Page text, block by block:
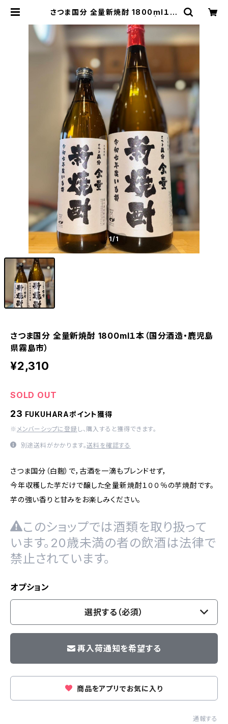
さつま国分 全量新焼酎 1800ml１本
SE公式】福原酒店｜創業1928年・広
島の日本酒・限定酒を全国通販
1/1
さつま国分 全量新焼酎 1800ml１本（国分酒造・鹿児島
県霧島市）
¥2,310
SOLD OUT
23 FUKUHARAポイント獲得
※ メンバーシップに登録 し、購入すると獲得できます。
別途送料がかかります。送料を確認する
さつま国分（白麴）で，古酒を一滴もブレンドせず，
今年収穫した芋だけで醸した全量新焼酎１００％の芋焼酎です。
芋の強い香りと甘みをお楽しみください。
このショップでは酒類を取り扱って
います。20歳未満の者の飲酒は法律で
禁止されています。
オプション
選択する（必須）
再入荷通知を希望する
商品をアプリでお気に入り
通報する